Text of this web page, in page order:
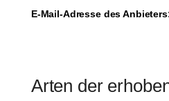
E-Mail-Adresse des
Arten der